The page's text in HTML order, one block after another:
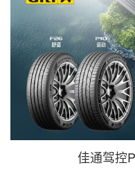
佳通驾控